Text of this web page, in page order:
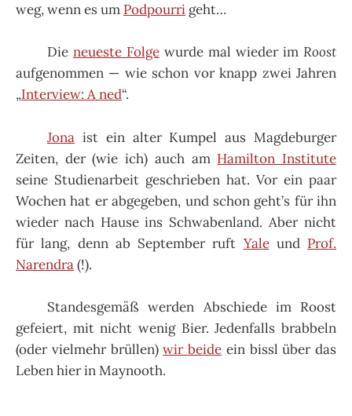
weg, wenn es um Podpourri geht…
Die neueste Folge wurde mal wieder im Roost
aufgenommen — wie schon vor knapp zwei Jahren
„Interview: A ned“.
Jona ist ein alter Kumpel aus Magdeburger
Zeiten, der (wie ich) auch am Hamilton Institute
seine Studienarbeit geschrieben hat. Vor ein paar
Wochen hat er abgegeben, und schon geht’s für ihn
wieder nach Hause ins Schwabenland. Aber nicht
für lang, denn ab September ruft Yaleund Prof.
Narendra(!).
Standesgemäß werden Abschiede im Roost
gefeiert, mit nicht wenig Bier. Jedenfalls brabbeln
(oder vielmehr brüllen)wir beide ein bissl über das
Leben hier in Maynooth.